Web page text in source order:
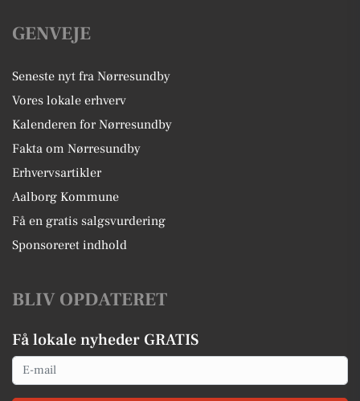
GENVEJE
Seneste nyt fra Nørresundby
Vores lokale erhverv
Kalenderen for Nørresundby
Fakta om Nørresundby
Erhvervsartikler
Aalborg Kommune
Få en gratis salgsvurdering
Sponsoreret indhold
BLIV OPDATERET
Få lokale nyheder GRATIS
Email